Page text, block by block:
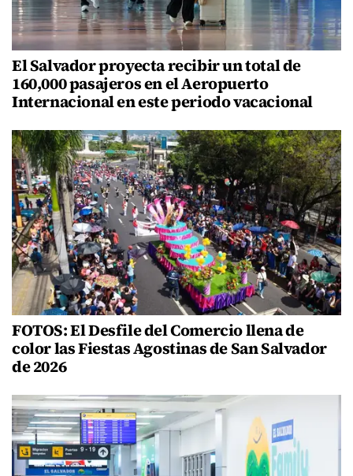
El Salvador proyecta recibir un total de
160,000 pasajeros en el Aeropuerto
Internacional en este periodo vacacional
FOTOS: El Desfile del Comercio llena de
color las Fiestas Agostinas de San Salvador
de 2026